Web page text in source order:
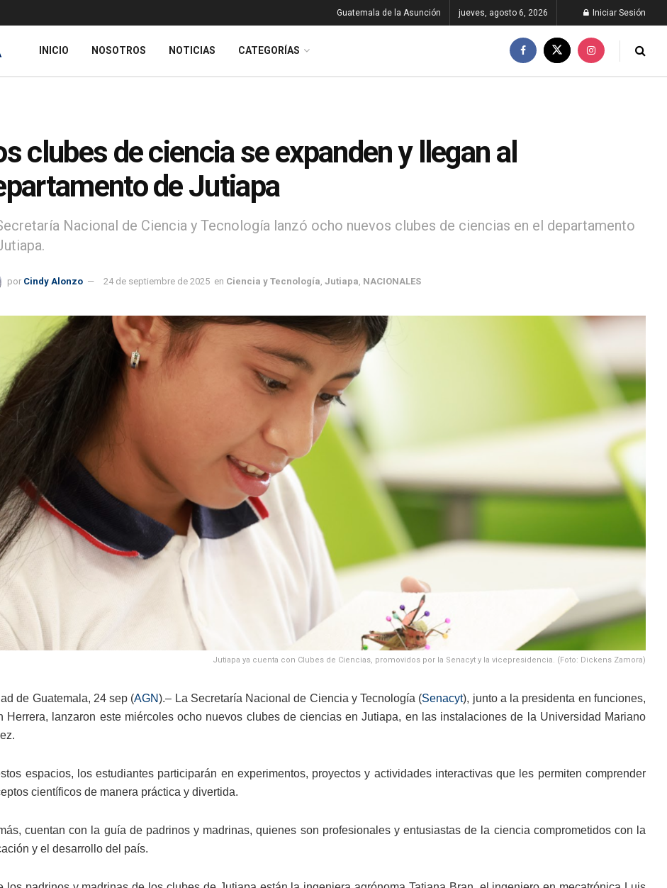
Guatemala de la Asunción jueves, agosto 6, 2026 Iniciar Sesión
INICIO NOSOTROS NOTICIAS CATEGORÍAS
clubes de ciencia se expanden y llegan al
de Jutiapa
Nacional de Ciencia y Tecnología lanzó ocho nuevos clubes de ciencias en el departamento
por Cindy Alonzo 24 de septiembre de 2025 en Ciencia y Tecnología Jutiapa NACIONALES
Jutiapa ya cuenta con Clubes de Ciencias, promovidos por la Senacyt y la vicepresidencia. (Foto: Dickens Zamora)
de Guatemala, 24 sep (AGN).– La Secretaría Nacional de Ciencia y Tecnología (Senacyt), junto a la presidenta en funciones,
Herrera, lanzaron este miércoles ocho nuevos clubes de ciencias en Jutiapa, en las instalaciones de la Universidad Mariano
espacios, los estudiantes participarán en experimentos, proyectos y actividades interactivas que les permiten comprender
científicos de manera práctica y divertida.
cuentan con la guía de padrinos y madrinas, quienes son profesionales y entusiastas de la ciencia comprometidos con la
y el desarrollo del país.